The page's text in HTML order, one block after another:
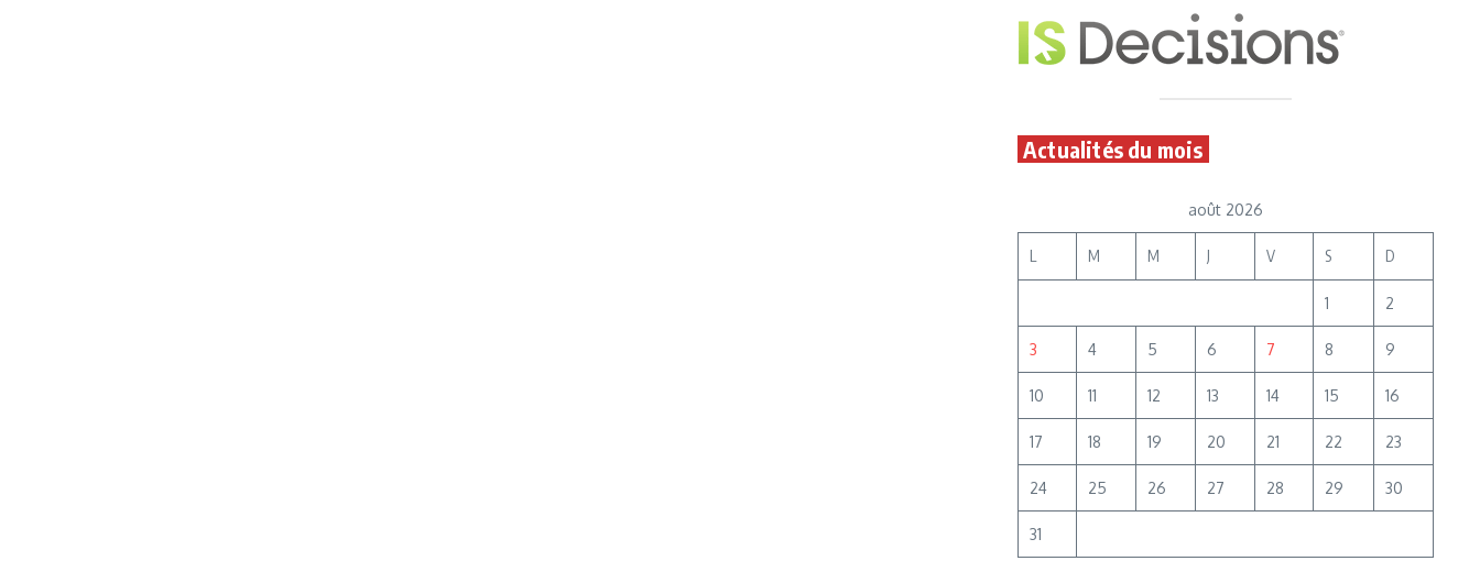
Actualités du mois
août 2026
L M M J V S D
1 2
3 4 5 6 7 8 9
10 11 12 13 14 15 16
17 18 19 20 21 22 23
24 25 26 27 28 29 30
31